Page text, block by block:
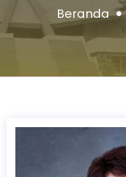
Beranda